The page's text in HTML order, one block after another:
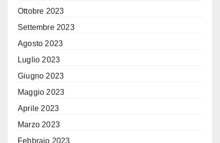
Ottobre 2023
Settembre 2023
Agosto 2023
Luglio 2023
Giugno 2023
Maggio 2023
Aprile 2023
Marzo 2023
Febbraio 2023